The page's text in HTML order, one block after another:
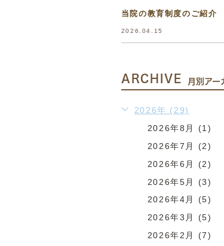
当院の教育制度のご紹介
2026.04.15
ARCHIVE 月別アー
2026年 (29)
2026年8月 (1)
2026年7月 (2)
2026年6月 (2)
2026年5月 (3)
2026年4月 (5)
2026年3月 (5)
2026年2月 (7)